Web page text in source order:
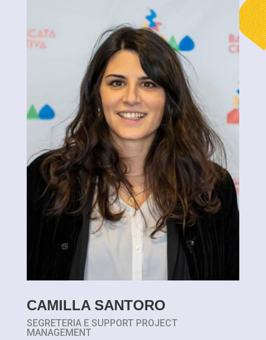
CAMILLA SANTORO
SEGRETERIA E SUPPORT PROJECT
MANAGEMENT